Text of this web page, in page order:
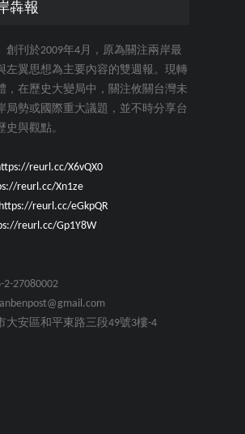
犇報
創刊於2009年4月，原為關注兩岸最
左翼思想為主要內容的雙週報。現轉
，在歷史大變局中，關注攸關台灣未
局勢或國際重大議題，並不時分享台
史與觀點。
reurl.cc/X6vQX0
reurl.cc/Xn1ze
https://reurl.cc/eGkpQR
reurl.cc/Gp1Y8W
27080002
大安區和平東路三段49號3樓-4